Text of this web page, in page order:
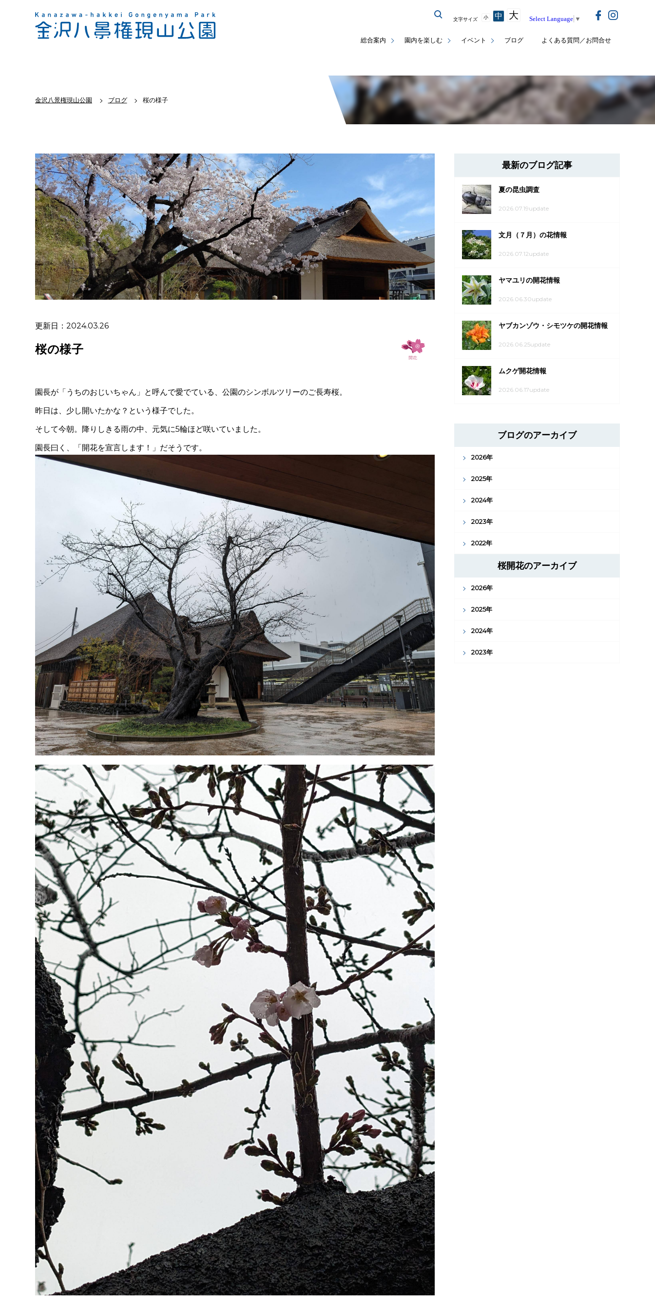
総合案内 園内を楽しむ イベント ブログ よくある質問／お問合せ
文字サイズ 小 中 大 Select Language ▼
金沢八景権現山公園 ブログ 桜の様子
更新日：2024.03.26
桜の様子
園長が「うちのおじいちゃん」と呼んで愛でている、公園のシンボルツリーのご長寿桜。
昨日は、少し開いたかな？という様子でした。
そして今朝。降りしきる雨の中、元気に5輪ほど咲いていました。
園長曰く、「開花を宣言します！」だそうです。
最新のブログ記事
夏の昆虫調査
2026.07.19update
文月（７月）の花情報
2026.07.12update
ヤマユリの開花情報
2026.06.30update
ヤブカンゾウ・シモツケの開花情報
2026.06.25update
ムクゲ開花情報
2026.06.17update
ブログのアーカイブ
2026年
2025年
2024年
2023年
2022年
桜開花のアーカイブ
2026年
2025年
2024年
2023年